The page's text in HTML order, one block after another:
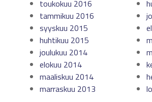
toukokuu 2016
tammikuu 2016
syyskuu 2015
huhtikuu 2015
joulukuu 2014
elokuu 2014
maaliskuu 2014
marraskuu 2013